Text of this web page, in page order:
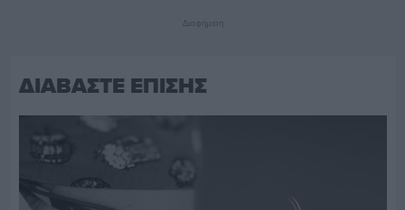
Διαφήμιση
ΔΙΑΒΑΣΤΕ ΕΠΙΣΗΣ